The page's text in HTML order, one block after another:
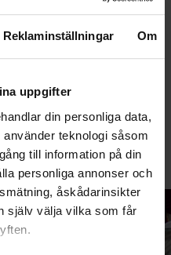
Reklaminställningar Om
uppgifter
din personliga data,
teknologi såsom
till information på din
personliga annonser och
åskådarinsikter
själv välja vilka som får
VISA MER VÄRLDEN